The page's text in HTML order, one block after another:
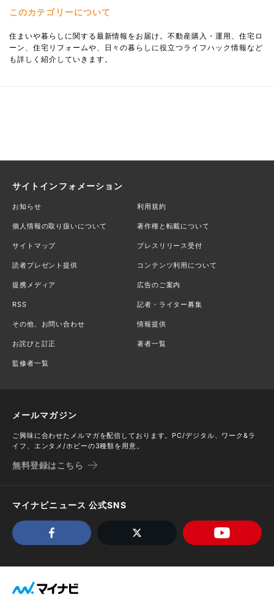
このカテゴリーについて
住まいや暮らしに関する最新情報をお届け。不動産購入・運用、住宅ロ
ーン、住宅リフォームや、日々の暮らしに役立つライフハック情報など
も詳しく紹介していきます。
サイトインフォメーション
お知らせ 利用規約
個人情報の取り扱いについて 著作権と転載について
サイトマップ プレスリリース受付
読者プレゼント提供 コンテンツ利用について
提携メディア 広告のご案内
RSS 記者・ライター募集
その他、お問い合わせ 情報提供
お詫びと訂正 著者一覧
監修者一覧
メールマガジン
ご興味に合わせたメルマガを配信しております。PC/デジタル、ワーク&ラ
イフ、エンタメ/ホビーの3種類を用意。
無料登録はこちら
マイナビニュース 公式SNS